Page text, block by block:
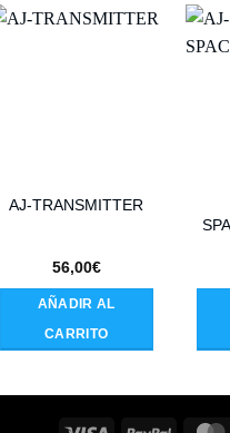
AJ-TRANSMITTER
56,00€
AÑADIR AL
CARRITO